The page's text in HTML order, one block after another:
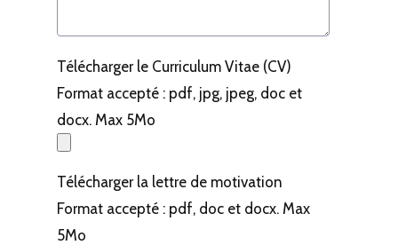
Télécharger le Curriculum Vitae (CV)
Format accepté : pdf, jpg, jpeg, doc et
docx. Max 5Mo
Télécharger la lettre de motivation
Format accepté : pdf, doc et docx. Max
5Mo